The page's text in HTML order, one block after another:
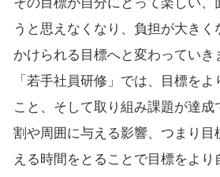
うと思えなくなり、負担が大き
かけられる目標へと変わっていき
「若手社員研修」では、目標を
こと、そして取り組み課題が達成
割や周囲に与える影響、つまり目
える時間をとることで目標をよ